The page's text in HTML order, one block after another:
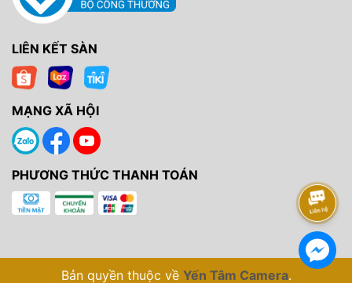
LIÊN KẾT SÀN
MẠNG XÃ HỘI
PHƯƠNG THỨC THANH TOÁN
Bản quyền thuộc về Yến Tâm Camera.